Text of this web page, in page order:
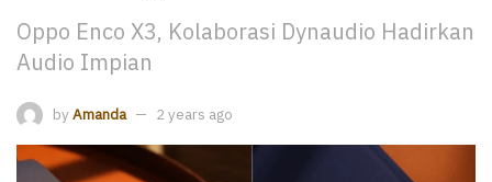
Oppo Enco X3, Kolaborasi Dynaudio Hadirkan
Audio Impian
by Amanda 2 years ago